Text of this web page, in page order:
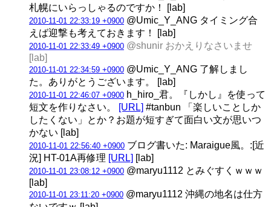
札幌にいらっしゃるのですか！ [lab]
2010-11-01 22:33:19 +0900 @Umic_Y_ANG タイミング合
えば迎撃も考えておきます！ [lab]
2010-11-01 22:33:49 +0900 @shunir おかえりなさいませ
[lab]
2010-11-01 22:34:59 +0900 @Umic_Y_ANG 了解しまし
た。ありがとうございます。 [lab]
2010-11-01 22:46:07 +0900 h_hiro_君。『しかし』を使って
短文を作りなさい。
[URL] #tanbun 「楽しいことしか
したくない」とか？お題が短すぎて面白い文が思いつ
かない [lab]
2010-11-01 22:56:40 +0900 ブログ書いた: Maraigue風。:[近
況] HT-01A再修理 [URL] [lab]
2010-11-01 23:08:12 +0900 @maryu1112 とみぐすくｗｗｗ
[lab]
2010-11-01 23:11:20 +0900 @maryu1112 沖縄の地名は仕方